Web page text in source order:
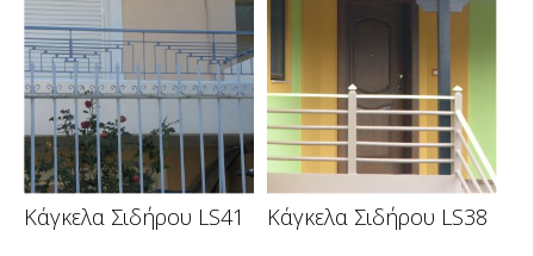
Κάγκελα Σιδήρου LS41 Κάγκελα Σιδήρου LS38